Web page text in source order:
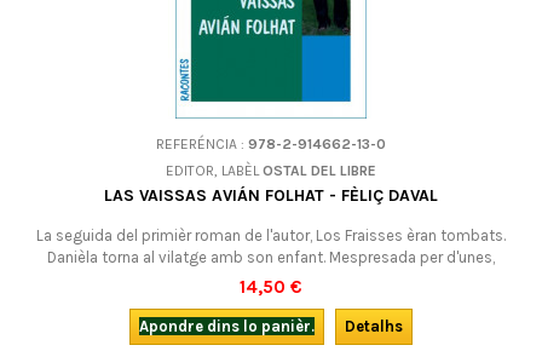
REFERÉNCIA : 978-2-914662-13-0
EDITOR, LABÈLOSTAL DEL LIBRE
LAS VAISSAS AVIÁN FOLHAT - FÈLIÇ DAVAL
La seguida del primièr roman de l'autor, Los Fraisses èran tombats.
Danièla torna al vilatge amb son enfant. Mespresada per d'unes,
regetada per sa familha, es sostenguda per qualques amics. Mas li cal
viure : torna prene son trabalh al cafè-especiariá-ostalariá-restaurant...
En occitan (lengadocian).
14,50 €
Apondre dins lo panièr.
Detalhs